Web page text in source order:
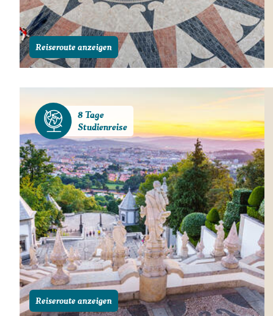
Reiseroute anzeigen
8 Tage
Studienreise
Reiseroute anzeigen